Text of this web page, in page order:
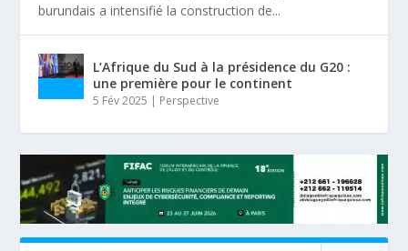
burundais a intensifié la construction de...
L’Afrique du Sud à la présidence du G20 :
une première pour le continent
5 Fév 2025 | Perspective